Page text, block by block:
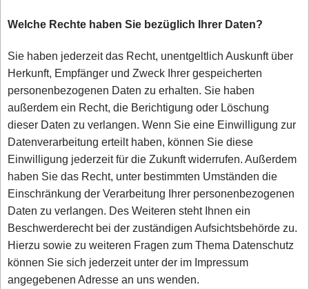
Welche Rechte haben Sie bezüglich Ihrer Daten?
Sie haben jederzeit das Recht, unentgeltlich Auskunft über
Herkunft, Empfänger und Zweck Ihrer gespeicherten
personenbezogenen Daten zu erhalten. Sie haben
außerdem ein Recht, die Berichtigung oder Löschung
dieser Daten zu verlangen. Wenn Sie eine Einwilligung zur
Datenverarbeitung erteilt haben, können Sie diese
Einwilligung jederzeit für die Zukunft widerrufen. Außerdem
haben Sie das Recht, unter bestimmten Umständen die
Einschränkung der Verarbeitung Ihrer personenbezogenen
Daten zu verlangen. Des Weiteren steht Ihnen ein
Beschwerderecht bei der zuständigen Aufsichtsbehörde zu.
Hierzu sowie zu weiteren Fragen zum Thema Datenschutz
können Sie sich jederzeit unter der im Impressum
angegebenen Adresse an uns wenden.